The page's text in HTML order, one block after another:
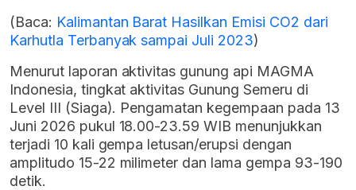
(Baca: Kalimantan Barat Hasilkan Emisi CO2 dari
Karhutla Terbanyak sampai Juli 2023)
Menurut laporan aktivitas gunung api MAGMA
Indonesia, tingkat aktivitas Gunung Semeru di
Level III (Siaga). Pengamatan kegempaan pada 13
Juni 2026 pukul 18.00-23.59 WIB menunjukkan
terjadi 10 kali gempa letusan/erupsi dengan
amplitudo 15-22 milimeter dan lama gempa 93-190
detik.